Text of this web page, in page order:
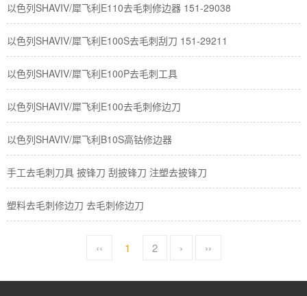
以色列SHAVIV/犀飞利E110去毛刺修边器 151-29038
以色列SHAVIV/犀飞利E100S去毛刺刮刀 151-29211
以色列SHAVIV/犀飞利E100P去毛刺工具
以色列SHAVIV/犀飞利E100去毛刺修边刀
以色列SHAVIV/犀飞利B10S高钴修边器
手工去毛刺刀具 披锋刀 刮披锋刀 注塑去披锋刀
塑料去毛刺修边刀 去毛刺修边刀
‹‹ 1 2 › ››